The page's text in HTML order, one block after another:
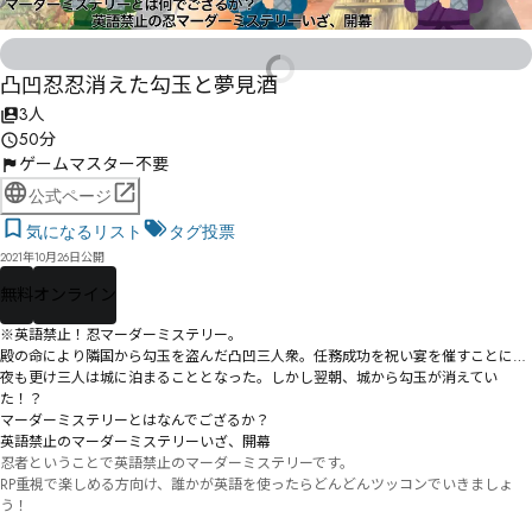
凸凹忍忍消えた勾玉と夢見酒
3人
50分
ゲームマスター不要
公式ページ
気になるリスト
タグ投票
2021年10月26日公開
無料 オンライン
※英語禁止！忍マーダーミステリー。
殿の命により隣国から勾玉を盗んだ凸凹三人衆。任務成功を祝い宴を催すことに…
夜も更け三人は城に泊まることとなった。しかし翌朝、城から勾玉が消えてい
た！？
マーダーミステリーとはなんでござるか？
忍者ということで英語禁止のマーダーミステリーです。
RP重視で楽しめる方向け、誰かが英語を使ったらどんどんツッコンでいきましょ
う！